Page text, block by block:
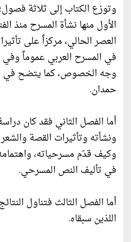
وتوزع الكتاب إلى ثلاثة
الأول منها نشأة المسرح منذ
العصر الحالي، مركزاً على
في المسرح العربي عموماً وفي
وجه الخصوص، كما يتضح في
حمدان.
أما الفصل الثاني فقد كان
ونشأته وتأثيرات القصة
وكيف قدّم مسرحياته،
في تأليف النص المسرحي.
أما الفصل الثالث فتناول
اللذين سبقاه.